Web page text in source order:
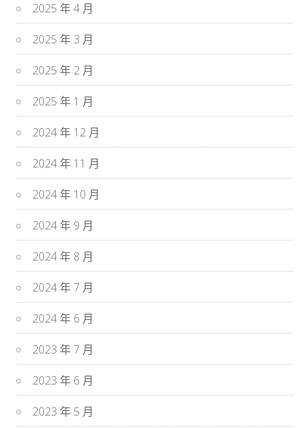
2025 年 4 月
2025 年 3 月
2025 年 2 月
2025 年 1 月
2024 年 12 月
2024 年 11 月
2024 年 10 月
2024 年 9 月
2024 年 8 月
2024 年 7 月
2024 年 6 月
2023 年 7 月
2023 年 6 月
2023 年 5 月